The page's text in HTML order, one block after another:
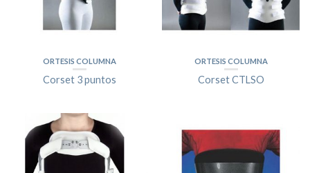
ORTESIS COLUMNA
Corset 3 puntos
ORTESIS COLUMNA
Corset CTLSO